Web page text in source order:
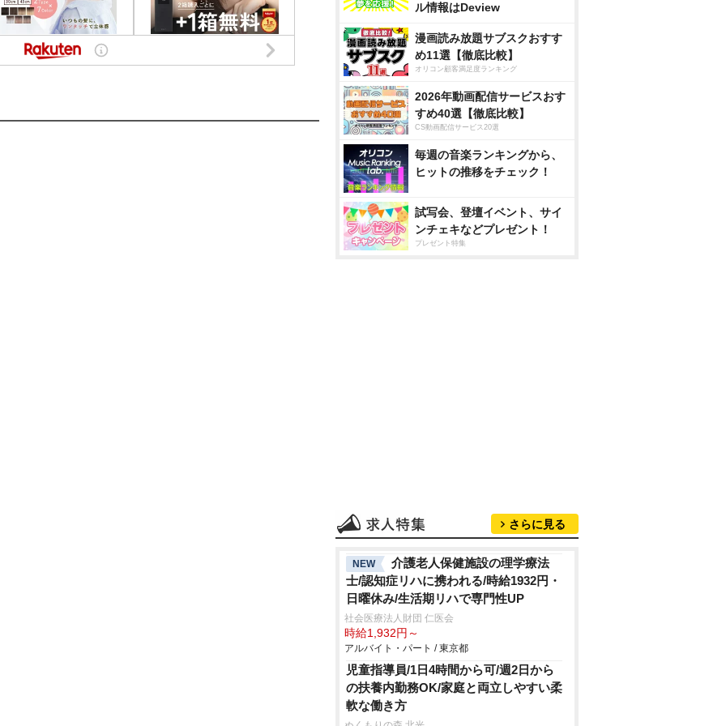
ル情報はDeview
漫画読み放題サブスクおすす
め11選【徹底比較】
オリコン顧客満足度ランキング
2026年動画配信サービスおす
すめ40選【徹底比較】
CS動画配信サービス20選
毎週の音楽ランキングから、
ヒットの推移をチェック！
試写会、登壇イベント、サイ
ンチェキなどプレゼント！
プレゼント特集
さらに見る
NEW
介護老人保健施設の理学療法
士/認知症リハに携われる/時給1932円・
日曜休み/生活期リハで専門性UP
社会医療法人財団 仁医会
時給1,932円～
アルバイト・パート / 東京都
児童指導員/1日4時間から可/週2日から
の扶養内勤務OK/家庭と両立しやすい柔
軟な働き方